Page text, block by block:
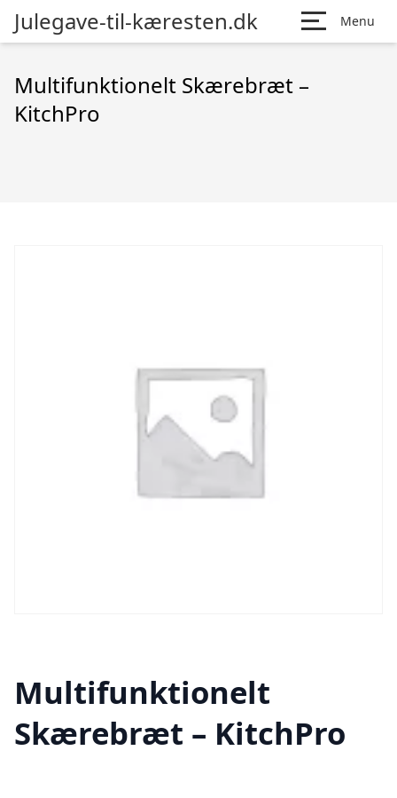
Julegave-til-kæresten.dk Menu
Multifunktionelt Skærebræt –
KitchPro
Multifunktionelt
Skærebræt – KitchPro